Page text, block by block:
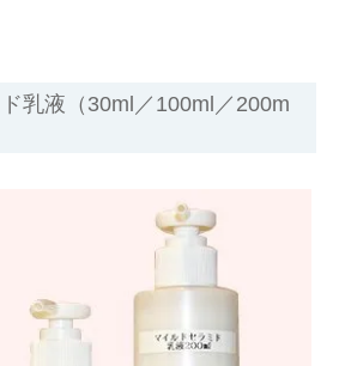
乳液（30ml／100ml／200m